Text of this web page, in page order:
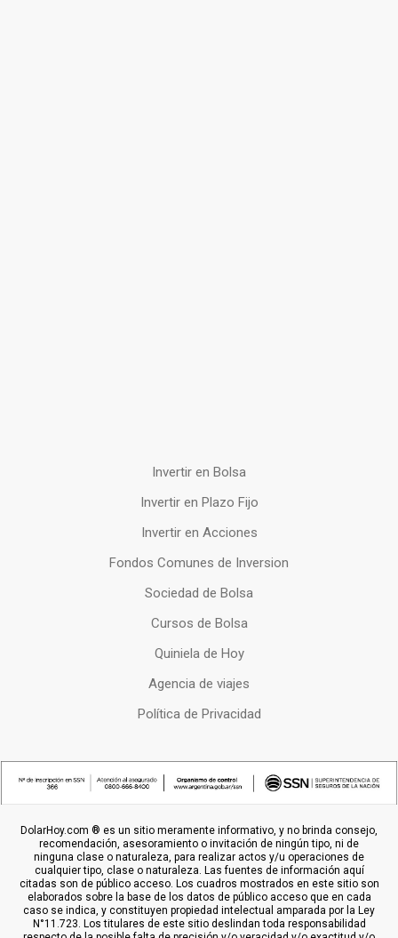
Invertir en Bolsa
Invertir en Plazo Fijo
Invertir en Acciones
Fondos Comunes de Inversion
Sociedad de Bolsa
Cursos de Bolsa
Quiniela de Hoy
Agencia de viajes
Política de Privacidad
DolarHoy.com ® es un sitio meramente informativo, y no brinda consejo,
recomendación, asesoramiento o invitación de ningún tipo, ni de
ninguna clase o naturaleza, para realizar actos y/u operaciones de
cualquier tipo, clase o naturaleza. Las fuentes de información aquí
citadas son de público acceso. Los cuadros mostrados en este sitio son
elaborados sobre la base de los datos de público acceso que en cada
caso se indica, y constituyen propiedad intelectual amparada por la Ley
N°11.723. Los titulares de este sitio deslindan toda responsabilidad